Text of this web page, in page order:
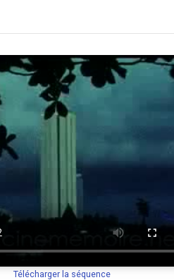
Télécharger la séquence